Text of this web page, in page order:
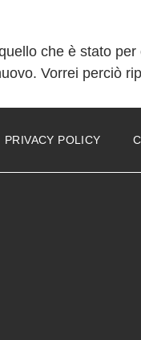
che è stato
Vorrei perciò
PRIVACY POLICY